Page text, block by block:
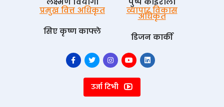
प्रमुख वित्त अधिकृत
सिए कृष्ण काफ्ले
व्यापार विकास
अधिकृत
डिजन कार्की
उर्जा टिभी